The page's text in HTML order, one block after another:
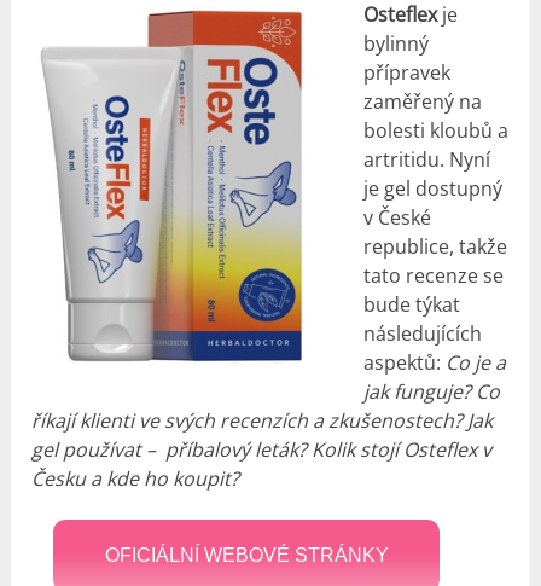
Osteflexje
bylinný
přípravek
zaměřený na
bolesti kloubů a
artritidu. Nyní
je gel dostupný
v České
republice, takže
tato recenze se
bude týkat
následujících
aspektů: Co je a
jak funguje? Co
říkají klienti ve svých recenzích a zkušenostech? Jak
gel používat – příbalový leták? Kolik stojí Osteflex v ​​
Česku a kde ho koupit?
OFICIÁLNÍ WEBOVÉ STRÁNKY